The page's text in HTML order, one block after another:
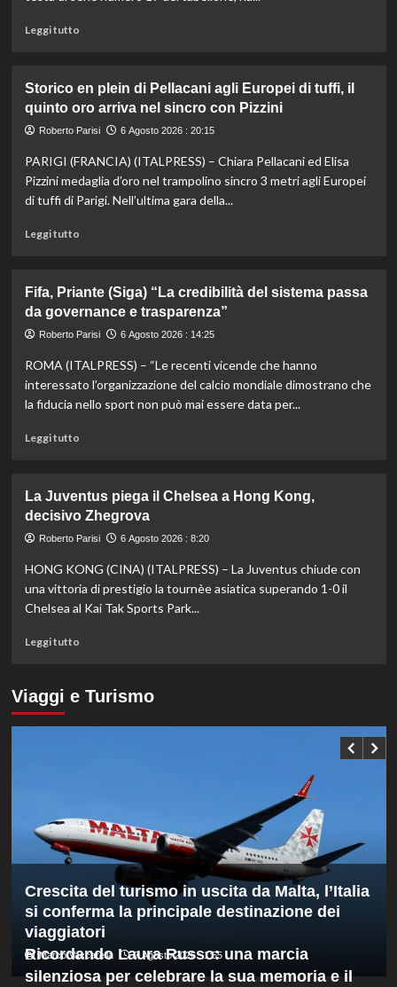
Bonucci
tra
i
Leggi tuttoLeggi
Darderi
agli
ottavi
Masters
1000
di
set
Storico en plein di Pellacani agli Europei di tuffi, il
quinto oro arriva nel sincro con Pizzini
Roberto Parisi 6 Agosto 2026 : 20:15
PARIGI (FRANCIA) (ITALPRESS) – Chiara Pellacani ed Elisa
Pizzini medaglia d’oro nel trampolino sincro 3 metri agli Europei
di tuffi di Parigi. Nell’ultima gara della...
Leggi tuttoLeggi
Storico
en
plein
Pellacani
agli
Europei
arriva
nel
sincro
Pizzini
Fifa, Priante (Siga) “La credibilità del sistema passa
da governance e trasparenza”
Roberto Parisi 6 Agosto 2026 : 14:25
ROMA (ITALPRESS) – “Le recenti vicende che hanno
interessato l’organizzazione del calcio mondiale dimostrano che
la fiducia nello sport non può mai essere data per...
Leggi tuttoLeggi
Fifa,
Priante
(Siga)
credibilità
del
sistema
trasparenza”
La Juventus piega il Chelsea a Hong Kong,
decisivo Zhegrova
Roberto Parisi 6 Agosto 2026 : 8:20
HONG KONG (CINA) (ITALPRESS) – La Juventus chiude con
una vittoria di prestigio la tournèe asiatica superando 1-0 il
Chelsea al Kai Tak Sports Park...
Leggi tuttoLeggi
su
La
Juventus
Kong,
decisivo
Zhegrova
Viaggi e Turismo
Crescita del turismo in uscita da Malta, l’Italia
si conferma la principale destinazione dei
viaggiatori
Marco Vaccarella 7 Agosto 2026 : 1:55
Ricordando Laura Russo: una marcia
silenziosa per celebrare la sua memoria e il